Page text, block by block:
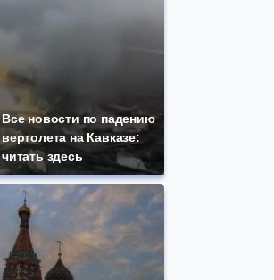
Все новости по падению
вертолета на Кавказе:
читать здесь